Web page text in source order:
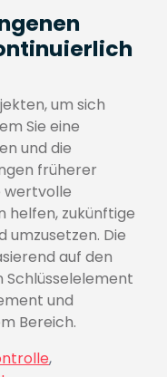
um sich
Sie eine
und die
früherer
wertvolle
helfen, zukünftige
umzusetzen. Die
auf den
Schlüsselelement
und
Bereich.
,